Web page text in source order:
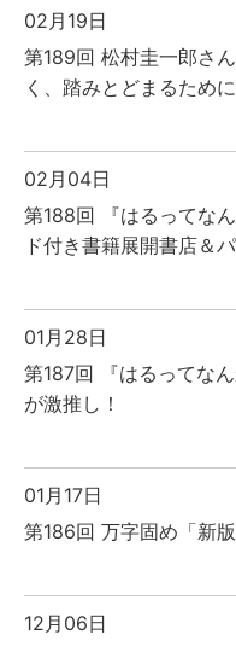
02月19日
第189回 松村圭一郎さ
く、踏みとどまるために
02月04日
第188回 『はるってな
ド付き書籍展開書店＆
01月28日
第187回 『はるってな
が激推し！
01月17日
第186回 万字固め「新
12月06日